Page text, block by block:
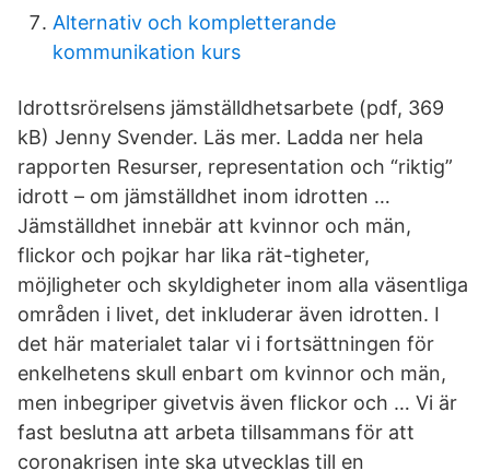
Alternativ och kompletterande
kommunikation kurs
Idrottsrörelsens jämställdhetsarbete (pdf, 369
kB) Jenny Svender. Läs mer. Ladda ner hela
rapporten Resurser, representation och “riktig”
idrott – om jämställdhet inom idrotten …
Jämställdhet innebär att kvinnor och män,
flickor och pojkar har lika rät-tigheter,
möjligheter och skyldigheter inom alla väsentliga
områden i livet, det inkluderar även idrotten. I
det här materialet talar vi i fortsättningen för
enkelhetens skull enbart om kvinnor och män,
men inbegriper givetvis även flickor och … Vi är
fast beslutna att arbeta tillsammans för att
coronakrisen inte ska utvecklas till en